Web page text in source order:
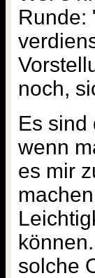
Runde:
noch,
Es sind
wenn
es mir
solche